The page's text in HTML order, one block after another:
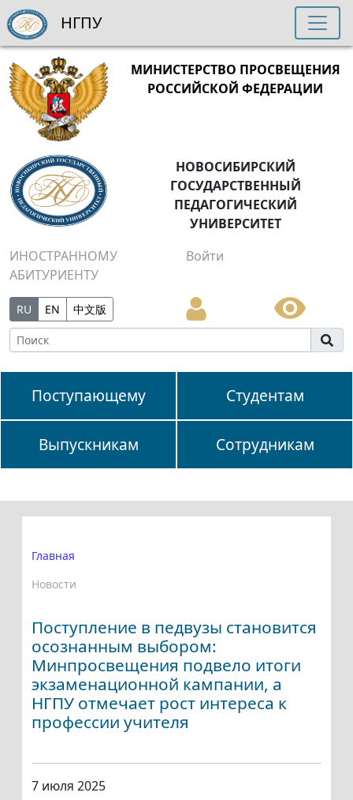
МИНИСТЕРСТВО ПРОСВЕЩЕНИЯ
РОССИЙСКОЙ ФЕДЕРАЦИИ
НОВОСИБИРСКИЙ
ГОСУДАРСТВЕННЫЙ
ПЕДАГОГИЧЕСКИЙ
УНИВЕРСИТЕТ
ИНОСТРАННОМУ
АБИТУРИЕНТУ
Войти
RU EN 中文版
Поступающему Студентам
Выпускникам Сотрудникам
НГПУ
Главная
Новости
Поступление в педвузы становится
осознанным выбором:
Минпросвещения подвело итоги
экзаменационной кампании, а
НГПУ отмечает рост интереса к
профессии учителя
7 июля 2025